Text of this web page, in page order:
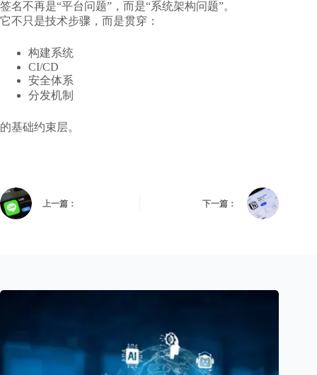
签名不再是“平台问题”，而是“系统架构问题”。
它不只是技术步骤，而是贯穿：
构建系统
CI/CD
安全体系
分发机制
的基础约束层。
上一篇： 下一篇：